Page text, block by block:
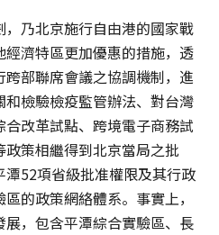
乃北京施行自由港的國家戰
濟特區更加優惠的措施，透
部聯席會議之協調機制，進
檢驗檢疫監管辦法、對台灣
改革試點、跨境電子商務試
策相繼得到北京當局之批
52項省級批准權限及其行政
的政策網絡體系。事實上，
，包含平潭綜合實驗區、長